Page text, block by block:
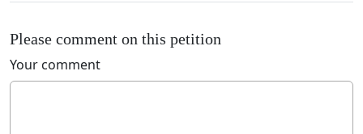
Please comment on this petition
Your comment